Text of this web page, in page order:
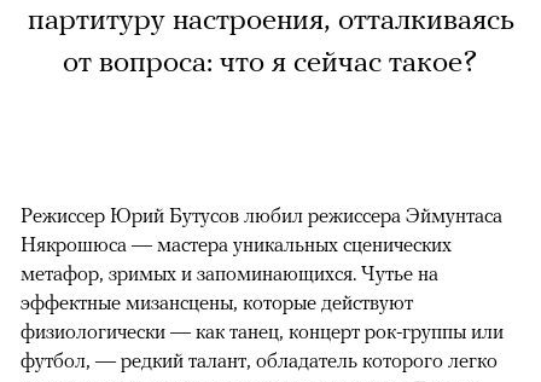
партитуру настроения, отталкиваясь
от вопроса: что я сейчас такое?
Режиссер Юрий Бутусов любил режиссера Эймунтаса
Някрошюса — мастера уникальных сценических
метафор, зримых и запоминающихся. Чутье на
эффектные мизансцены, которые действуют
физиологически — как танец, концерт рок-группы или
футбол, — редкий талант, обладатель которого легко